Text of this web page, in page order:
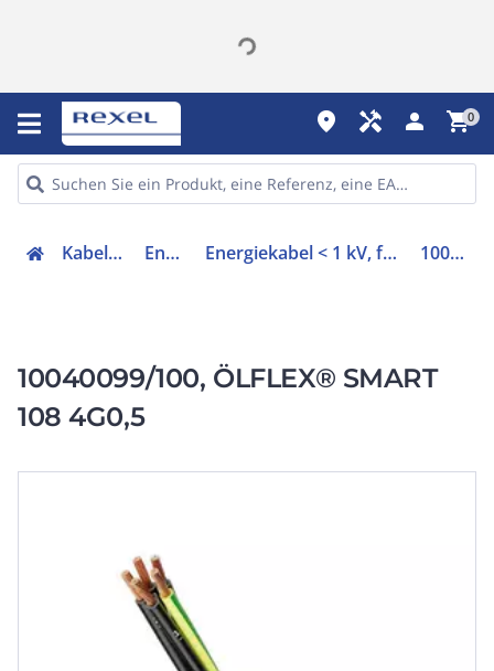
place handyman person shopping_cart0
Kabel & Leitungen Energiekabel Energiekabel < 1 kV, für ortsveränderlichen Einsatz 10040099/100
10040099/100, ÖLFLEX® SMART
108 4G0,5